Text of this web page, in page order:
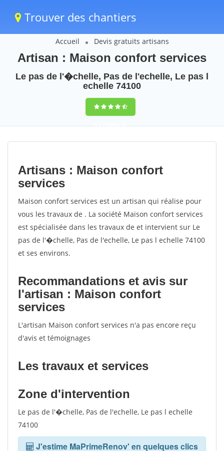
Trouver des chantiers
Accueil Devis gratuits artisans
Artisan : Maison confort services
Le pas de l'�chelle, Pas de l'echelle, Le pas l
echelle 74100
9,5(100%)35
votes
Artisans : Maison confort
services
Maison confort services est un artisan qui réalise pour
vous les travaux de . La société Maison confort services
est spécialisée dans les travaux de et intervient sur Le
pas de l'�chelle, Pas de l'echelle, Le pas l echelle 74100
et ses environs.
Recommandations et avis sur
l'artisan : Maison confort
services
L'artisan Maison confort services n'a pas encore reçu
d'avis et témoignages
Les travaux et services
Zone d'intervention
Le pas de l'�chelle, Pas de l'echelle, Le pas l echelle
74100